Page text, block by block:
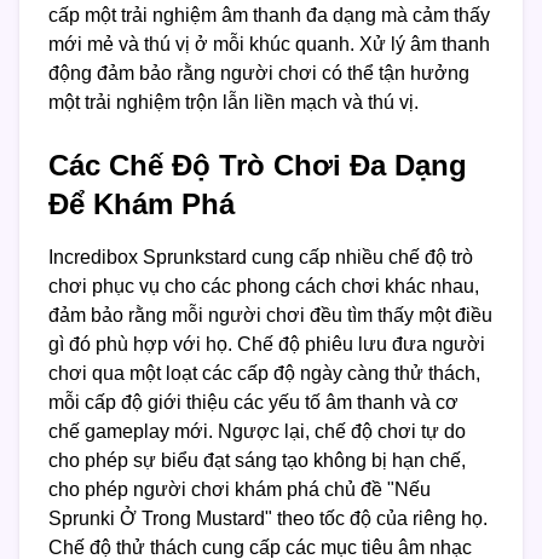
cấp một trải nghiệm âm thanh đa dạng mà cảm thấy
mới mẻ và thú vị ở mỗi khúc quanh. Xử lý âm thanh
động đảm bảo rằng người chơi có thể tận hưởng
một trải nghiệm trộn lẫn liền mạch và thú vị.
Các Chế Độ Trò Chơi Đa Dạng
Để Khám Phá
Incredibox Sprunkstard cung cấp nhiều chế độ trò
chơi phục vụ cho các phong cách chơi khác nhau,
đảm bảo rằng mỗi người chơi đều tìm thấy một điều
gì đó phù hợp với họ. Chế độ phiêu lưu đưa người
chơi qua một loạt các cấp độ ngày càng thử thách,
mỗi cấp độ giới thiệu các yếu tố âm thanh và cơ
chế gameplay mới. Ngược lại, chế độ chơi tự do
cho phép sự biểu đạt sáng tạo không bị hạn chế,
cho phép người chơi khám phá chủ đề "Nếu
Sprunki Ở Trong Mustard" theo tốc độ của riêng họ.
Chế độ thử thách cung cấp các mục tiêu âm nhạc